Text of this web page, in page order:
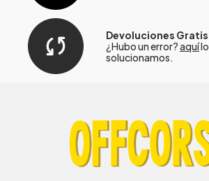
Devoluciones Gratis
¿Hubo un error?aquílo
solucionamos.